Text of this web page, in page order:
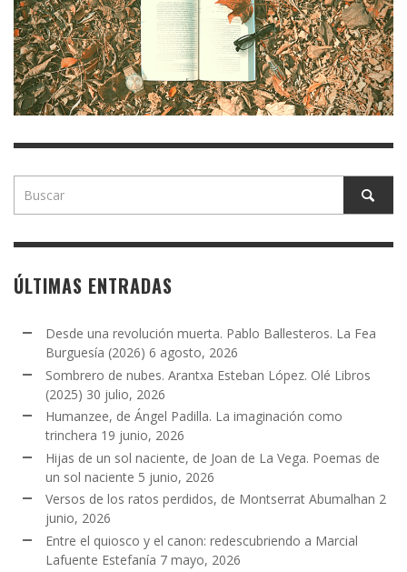
ÚLTIMAS ENTRADAS
Desde una revolución muerta. Pablo Ballesteros. La Fea
Burguesía (2026) 6 agosto, 2026
Sombrero de nubes. Arantxa Esteban López. Olé Libros
(2025) 30 julio, 2026
Humanzee, de Ángel Padilla. La imaginación como
trinchera 19 junio, 2026
Hijas de un sol naciente, de Joan de La Vega. Poemas de
un sol naciente 5 junio, 2026
Versos de los ratos perdidos, de Montserrat Abumalhan 2
junio, 2026
Entre el quiosco y el canon: redescubriendo a Marcial
Lafuente Estefanía 7 mayo, 2026